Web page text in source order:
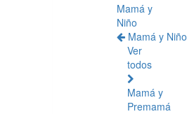
Mamá y
Niño
Mamá y Niño
Ver
todos
Mamá y
Premamá